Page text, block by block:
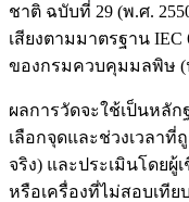
ชาติ ฉบับที่ 29 (พ.ศ.
เสียงตามมาตรฐาน IEC
ของกรมควบคุมมลพิษ (
ผลการวัดจะใช้เป็นหลัก
เลือกจุดและช่วงเวลา
จริง) และประเมินโดยผู้
หรือเครื่องที่ไม่สอบเที